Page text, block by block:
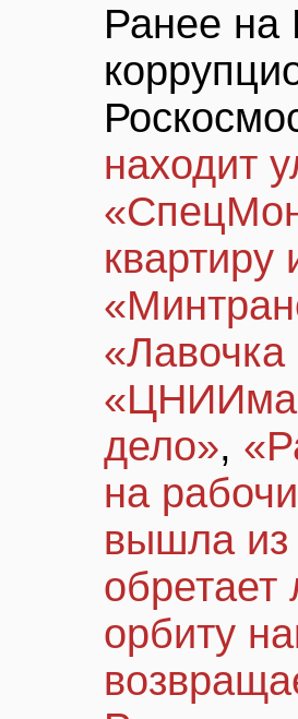
Ранее на
находит
«Лавочка
дело»,
на
вышла из
обретает
орбиту